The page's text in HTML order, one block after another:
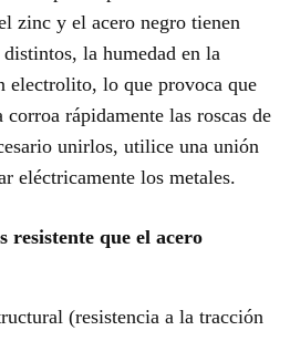
zinc y el acero negro tienen
la humedad en la
electrolito, lo que provoca que
rápidamente las roscas de
unirlos, utilice una unión
eléctricamente los metales.
resistente que el acero
(resistencia a la tracción